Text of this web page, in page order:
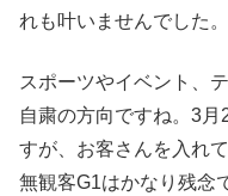
れも叶いませんでした。
スポーツやイベント、
自粛の方向ですね。3
すが、お客さんを入れ
無観客G1はかなり残念